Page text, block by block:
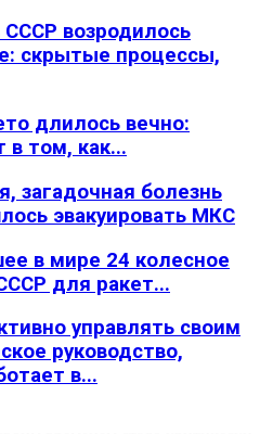
СССР возродилось
скрытые процессы,
длилось вечно:
том, как...
загадочная болезнь
эвакуировать МКС
в мире 24 колесное
для ракет...
управлять своим
руководство,
в...